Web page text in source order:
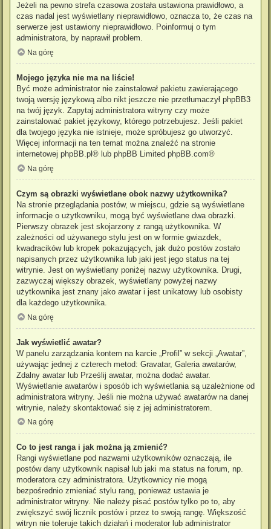
Jeżeli na pewno strefa czasowa została ustawiona prawidłowo, a
czas nadal jest wyświetlany nieprawidłowo, oznacza to, że czas na
serwerze jest ustawiony nieprawidłowo. Poinformuj o tym
administratora, by naprawił problem.
Na górę
Mojego języka nie ma na liście!
Być może administrator nie zainstalował pakietu zawierającego
twoją wersję językową albo nikt jeszcze nie przetłumaczył phpBB3
na twój język. Zapytaj administratora witryny czy może
zainstalować pakiet językowy, którego potrzebujesz. Jeśli pakiet
dla twojego języka nie istnieje, może spróbujesz go utworzyć.
Więcej informacji na ten temat można znaleźć na stronie
internetowej phpBB.pl ® lub phpBB Limited phpBB.com®
Na górę
Czym są obrazki wyświetlane obok nazwy użytkownika?
Na stronie przeglądania postów, w miejscu, gdzie są wyświetlane
informacje o użytkowniku, mogą być wyświetlane dwa obrazki.
Pierwszy obrazek jest skojarzony z rangą użytkownika. W
zależności od używanego stylu jest on w formie gwiazdek,
kwadracików lub kropek pokazujących, jak dużo postów zostało
napisanych przez użytkownika lub jaki jest jego status na tej
witrynie. Jest on wyświetlany poniżej nazwy użytkownika. Drugi,
zazwyczaj większy obrazek, wyświetlany powyżej nazwy
użytkownika jest znany jako awatar i jest unikatowy lub osobisty
dla każdego użytkownika.
Na górę
Jak wyświetlić awatar?
W panelu zarządzania kontem na karcie „Profil” w sekcji „Awatar”,
używając jednej z czterech metod: Gravatar, Galeria awatarów,
Zdalny awatar lub Prześlij awatar, można dodać awatar.
Wyświetlanie awatarów i sposób ich wyświetlania są uzależnione od
administratora witryny. Jeśli nie można używać awatarów na danej
witrynie, należy skontaktować się z jej administratorem.
Na górę
Co to jest ranga i jak można ją zmienić?
Rangi wyświetlane pod nazwami użytkowników oznaczają, ile
postów dany użytkownik napisał lub jaki ma status na forum, np.
moderatora czy administratora. Użytkownicy nie mogą
bezpośrednio zmieniać stylu rang, ponieważ ustawia je
administrator witryny. Nie należy pisać postów tylko po to, aby
zwiększyć swój licznik postów i przez to swoją rangę. Większość
witryn nie toleruje takich działań i moderator lub administrator